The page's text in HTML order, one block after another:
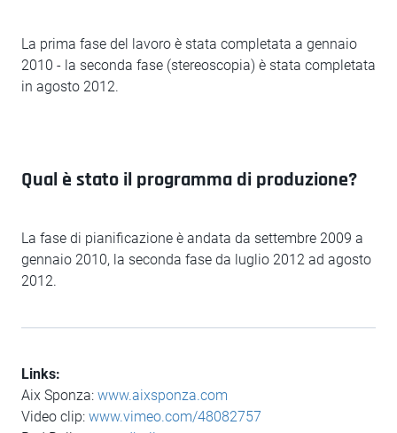
La prima fase del lavoro è stata completata a gennaio
2010 - la seconda fase (stereoscopia) è stata completata
in agosto 2012.
Qual è stato il programma di produzione?
La fase di pianificazione è andata da settembre 2009 a
gennaio 2010, la seconda fase da luglio 2012 ad agosto
2012.
Links:
Aix Sponza: www.aixsponza.com
Video clip: www.vimeo.com/48082757